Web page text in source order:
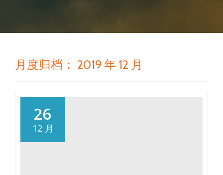
月度归档： 2019 年 12 月
26
12 月